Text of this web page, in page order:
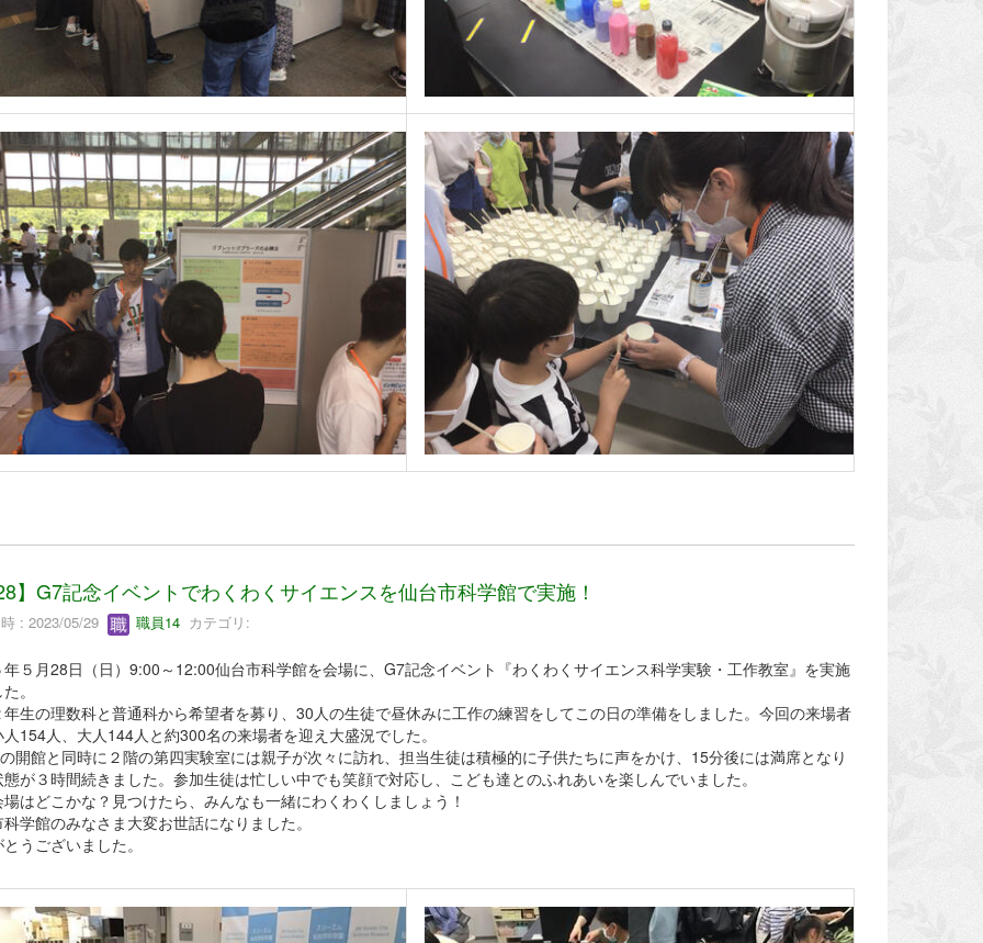
】G7記念イベントでわくわくサイエンスを仙台市科学館で実施！
: 2023/05/29 職員14カテゴリ:
５月28日（日）9:00～12:00仙台市科学館を会場に、G7記念イベント『わくわくサイエンス科学実験・工作教室』を実施
。
生の理数科と普通科から希望者を募り、30人の生徒で昼休みに工作の練習をしてこの日の準備をしました。今回の来場者
154人、大人144人と約300名の来場者を迎え大盛況でした。
開館と同時に２階の第四実験室には親子が次々に訪れ、担当生徒は積極的に子供たちに声をかけ、15分後には満席となり
が３時間続きました。参加生徒は忙しい中でも笑顔で対応し、こども達とのふれあいを楽しんでいました。
はどこかな？見つけたら、みんなも一緒にわくわくしましょう！
学館のみなさま大変お世話になりました。
うございました。